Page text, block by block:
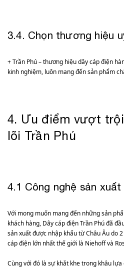
3.4. Chọn thương hiệu
+ Trần Phú – thương hiệu dây cáp điện
kinh nghiệm, luôn mang đến sản phẩm
4. Ưu điểm vượt
lõi Trần Phú
4.1 Công nghệ sản
Với mong muốn mang đến những sản
khách hàng, Dây cáp điện Trần Phú đã
sản xuất được nhập khẩu từ Châu Âu do
cáp điện lớn nhất thế giới là Niehoff và
Cùng với đó là sự khắt khe trong khâu